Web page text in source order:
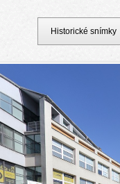
Historické snímky